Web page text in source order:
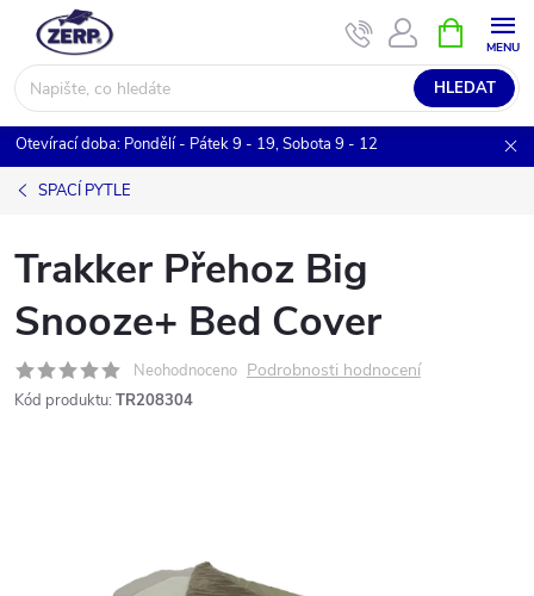
obsah
HLEDAT
NÁKUPNÍ
KOŠÍK
Otevírací doba: Pondělí - Pátek 9 - 19, Sobota 9 - 12
SPACÍ PYTLE
Trakker Přehoz Big
Snooze+ Bed Cover
Neohodnoceno Podrobnosti hodnocení
Kód produktu: TR208304